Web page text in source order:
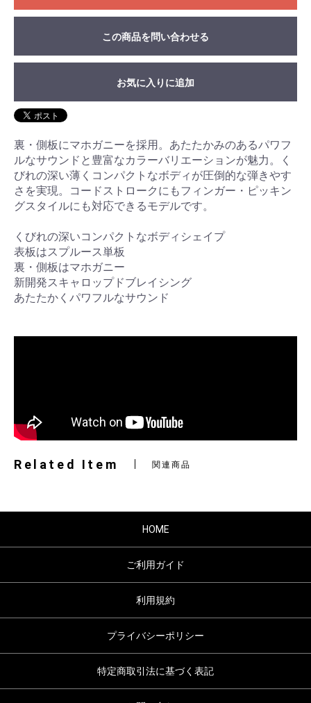
この商品を問い合わせる
お気に入りに追加
裏・側板にマホガニーを採用。あたたかみのあるパワフ
ルなサウンドと豊富なカラーバリエーションが魅力。く
びれの深い薄くコンパクトなボディが圧倒的な弾きやす
さを実現。コードストロークにもフィンガー・ピッキン
グスタイルにも対応できるモデルです。
くびれの深いコンパクトなボディシェイプ
表板はスプルース単板
裏・側板はマホガニー
新開発スキャロップドブレイシング
あたたかくパワフルなサウンド
Related Item 関連商品
HOME
ご利用ガイド
利用規約
プライバシーポリシー
特定商取引法に基づく表記